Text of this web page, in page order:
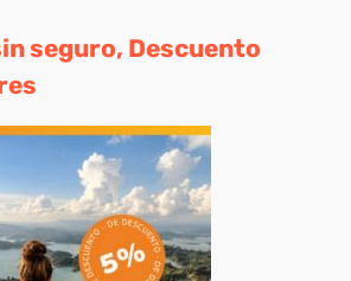
seguro, Descuento